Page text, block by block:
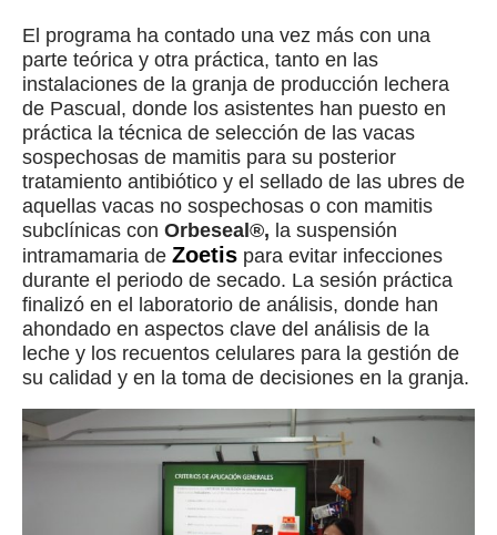
El programa ha contado una vez más con una
parte teórica y otra práctica, tanto en las
instalaciones de la granja de producción lechera
de Pascual, donde los asistentes han puesto en
práctica la técnica de selección de las vacas
sospechosas de mamitis para su posterior
tratamiento antibiótico y el sellado de las ubres de
aquellas vacas no sospechosas o con mamitis
subclínicas con Orbeseal®, la suspensión
intramamaria de Zoetis para evitar infecciones
durante el periodo de secado. La sesión práctica
finalizó en el laboratorio de análisis, donde han
ahondado en aspectos clave del análisis de la
leche y los recuentos celulares para la gestión de
su calidad y en la toma de decisiones en la granja.